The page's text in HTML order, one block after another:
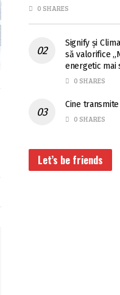
0 SHARES
Signify și
să valorifice
energetic mai
0 SHARES
Cine
0 SHARES
Let’s be friends